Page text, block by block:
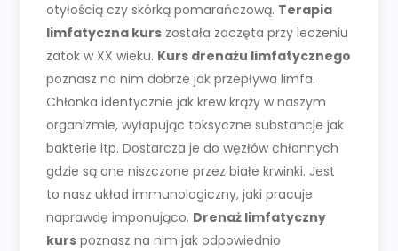
otyłością czy skórką pomarańczową. Terapia
limfatyczna kurs została zaczęta przy leczeniu
zatok w XX wieku. Kurs drenażu limfatycznego
poznasz na nim dobrze jak przepływa limfa.
Chłonka identycznie jak krew krąży w naszym
organizmie, wyłapując toksyczne substancje jak
bakterie itp. Dostarcza je do węzłów chłonnych
gdzie są one niszczone przez białe krwinki. Jest
to nasz układ immunologiczny, jaki pracuje
naprawdę imponująco. Drenaż limfatyczny
kurs poznasz na nim jak odpowiednio